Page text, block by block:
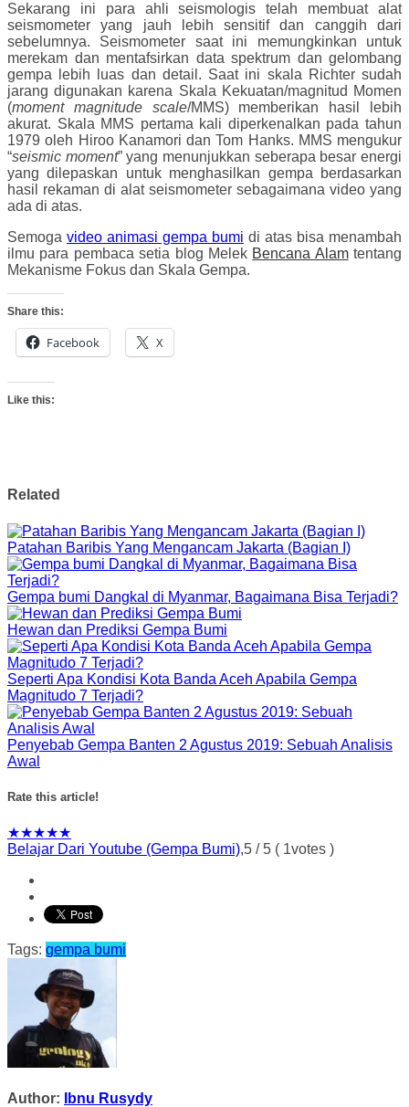
Sekarang ini para ahli seismologis telah membuat alat
seismometer yang jauh lebih sensitif dan canggih dari
sebelumnya. Seismometer saat ini memungkinkan untuk
merekam dan mentafsirkan data spektrum dan gelombang
gempa lebih luas dan detail. Saat ini skala Richter sudah
jarang digunakan karena Skala Kekuatan/magnitud Momen
(moment magnitude scale/MMS) memberikan hasil lebih
akurat. Skala MMS pertama kali diperkenalkan pada tahun
1979 oleh Hiroo Kanamori dan Tom Hanks. MMS mengukur
“seismic moment” yang menunjukkan seberapa besar energi
yang dilepaskan untuk menghasilkan gempa berdasarkan
hasil rekaman di alat seismometer sebagaimana video yang
ada di atas.
Semoga video animasi gempa bumi di atas bisa menambah
ilmu para pembaca setia blog Melek Bencana Alam tentang
Mekanisme Fokus dan Skala Gempa.
Share this:
Facebook X
Like this:
Related
Patahan Baribis Yang Mengancam Jakarta (Bagian I)
Gempa bumi Dangkal di Myanmar, Bagaimana Bisa Terjadi?
Hewan dan Prediksi Gempa Bumi
Seperti Apa Kondisi Kota Banda Aceh Apabila Gempa
Magnitudo 7 Terjadi?
Penyebab Gempa Banten 2 Agustus 2019: Sebuah Analisis
Awal
Rate this article!
★★★★★
Belajar Dari Youtube (Gempa Bumi),5 / 5 ( 1votes )
Tags: gempa bumi
Author: Ibnu Rusydy